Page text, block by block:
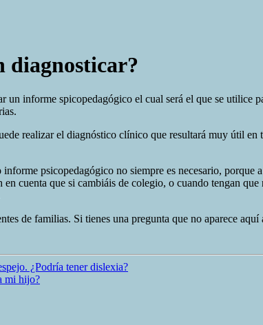
diagnosticar?
un informe spicopedagógico el cual será el que se utilice
realizar el diagnóstico clínico que resultará muy útil en
psicopedagógico no siempre es necesario,
cuenta que si cambiáis de colegio, o cuando tengan
de familias. Si tienes una pregunta que no aparece
¿Podría tener dislexia?
mi hijo?